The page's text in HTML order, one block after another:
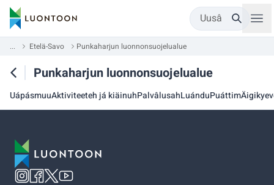
Uusâ
... Etelä-Savo Punkaharjun luonnonsuojelualue
Punkaharjun luonnonsuojelualue
UápásmuuAktiviteeteh já kiäinuhPalvâlusahLuánduPuáttim